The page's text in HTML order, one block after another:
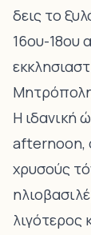
δεις το
16ου-18ου
Η ιδανική
afternoon,
χρυσούς
λιγότερος